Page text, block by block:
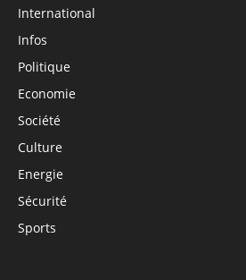
International
Infos
Politique
Economie
Société
Culture
Energie
Sécurité
Sports